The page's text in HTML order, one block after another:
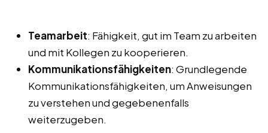
Teamarbeit: Fähigkeit, gut im Team zu arbeiten
und mit Kollegen zu kooperieren.
Kommunikationsfähigkeiten: Grundlegende
Kommunikationsfähigkeiten, um Anweisungen
zu verstehen und gegebenenfalls
weiterzugeben.